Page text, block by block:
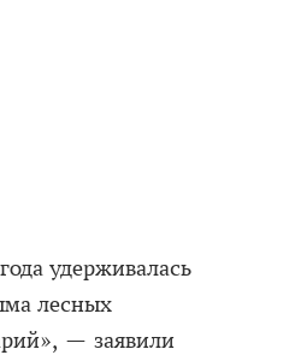
удерживалась
лесных
— заявили